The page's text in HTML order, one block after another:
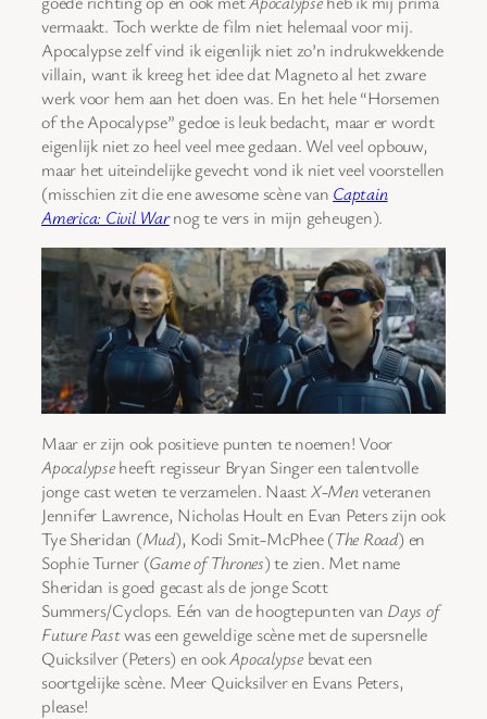
vermaakt. Toch werkte de film niet helemaal voor mij.
Apocalypse zelf vind ik eigenlijk niet zo’n indrukwekkende
villain, want ik kreeg het idee dat Magneto al het zware
werk voor hem aan het doen was. En het hele “Horsemen
of the Apocalypse” gedoe is leuk bedacht, maar er wordt
eigenlijk niet zo heel veel mee gedaan. Wel veel opbouw,
maar het uiteindelijke gevecht vond ik niet veel voorstellen
(misschien zit die ene awesome scène van Captain
America: Civil Warnog te vers in mijn geheugen).
Maar er zijn ook positieve punten te noemen! Voor
Apocalypseheeft regisseur Bryan Singer een talentvolle
jonge cast weten te verzamelen. NaastX-Menveteranen
Jennifer Lawrence, Nicholas Hoult en Evan Peters zijn ook
Tye Sheridan (Mud), Kodi Smit-McPhee (The Road) en
Sophie Turner (Game of Thrones) te zien. Met name
Sheridan is goed gecast als de jonge Scott
Summers/Cyclops. Eén van de hoogtepunten van Days of
Future Pastwas een geweldige scène met de supersnelle
Quicksilver (Peters) en ookApocalypsebevat een
soortgelijke scène. Meer Quicksilver en Evans Peters,
please!